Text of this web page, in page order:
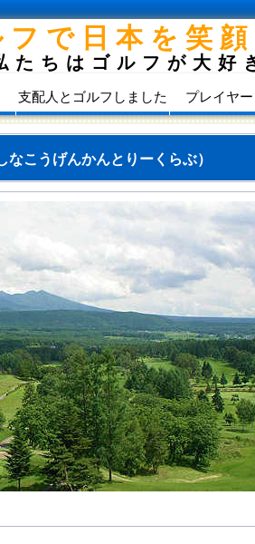
フで日本を笑
たちはゴルフが大好
支配人とゴルフしました プレイヤ
なこうげんかんとりーくらぶ）